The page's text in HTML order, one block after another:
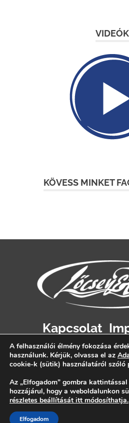
VIDEÓK
KÖVESS MINKET
Kapcsolat
A felhasználói élmény fokozása
használunk. Kérjük, olvassa el az
cookie-k (sütik) használatáról szóló
Az „Elfogadom” gombra
hozzájárul, hogy a weboldalunkon
részletes beállítását itt módosíthatja.
Elfogadom